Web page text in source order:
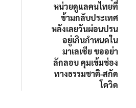
หน่วยดูแลคนไทยที่
ข้ามกลับประเทศ
หลังเลยวันผ่อนปรน
อยู่เกินกำหนดใน
มาเลเซีย ขออย่า
ลักลอบ คุมเข้มช่อง
ทางธรรมชาติ-สกัด
โควิด